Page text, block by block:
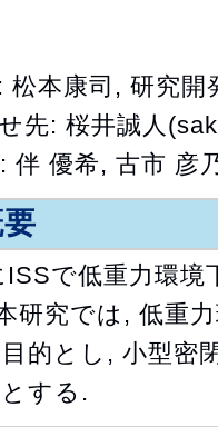
松本康司, 研究
先: 桜井誠人
伴 優希, 古市 彦
ISSで低重力環
研究では, 低重
的とし, 小型密
する.